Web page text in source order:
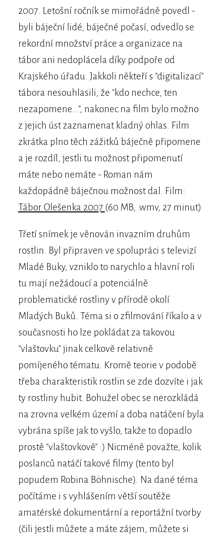
2007. Letošní ročník se mimořádně povedl -
byli báječní lidé, báječné počasí, odvedlo se
rekordní množství práce a organizace na
tábor ani nedoplácela díky podpoře od
Krajského úřadu. Jakkoli někteří s "digitalizací"
tábora nesouhlasili, že "kdo nechce, ten
nezapomene...", nakonec na film bylo možno
z jejich úst zaznamenat kladný ohlas. Film
zkrátka plno těch zážitků báječně připomene
a je rozdíl, jestli tu možnost připomenutí
máte nebo nemáte - Roman nám
každopádně báječnou možnost dal. Film:
Tábor Olešenka 2007 (60 MB, .wmv, 27 minut)
Třetí snímek je věnován invazním druhům
rostlin. Byl připraven ve spolupráci s televizí
Mladé Buky, vzniklo to narychlo a hlavní roli
tu mají nežádoucí a potenciálně
problematické rostliny v přírodě okolí
Mladých Buků. Téma si o zfilmování říkalo a v
současnosti ho lze pokládat za takovou
"vlaštovku" jinak celkově relativně
pomíjeného tématu. Kromě teorie v podobě
třeba charakteristik rostlin se zde dozvíte i jak
ty rostliny hubit. Bohužel obec se nerozkládá
na zrovna velkém území a doba natáčení byla
vybrána spíše jak to vyšlo, takže to dopadlo
prostě "vlaštovkově" :) Nicméně považte, kolik
poslanců natáčí takové filmy (tento byl
popudem Robina Böhnische). Na dané téma
počítáme i s vyhlášením větší soutěže
amatérské dokumentární a reportážní tvorby
(čili jestli můžete a máte zájem, můžete si